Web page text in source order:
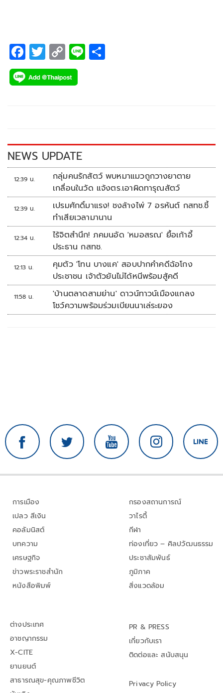
F
ac
e
k
T
wi
tt
C
o
p
k
Li
NEWS UPDATE
12:39 น.
กลุ่มคนรักสัตว์ พบหมาแมวถูกวางยาตาย
เกลื่อนในวัด แจ้งตร.เอาผิดทารุณสัตว์
12:39 น.
เปรมศักดิ์มาแรง! ชงล้างไพ่ 7 อรหันต์ กสทช.ชี้
ทำเสียเวลามานาน
12:34 น.
ไร้จิตสำนึก! ภคมนอัด 'หมอสรณ' ยื้อเก้าอี้
ประธาน กสทช.
12:13 น.
คุมตัว 'โทน บางแค' สอบปากคำคดีฉ้อโกง
ประชาชน เจ้าตัวยันไม่ได้หนีพร้อมสู้คดี
11:58 น.
'บ้านตลาดสามย่าน' ดาวน์ทาวน์เมืองแกลง
โชว์ความพร้อมร่วมเบียนนาเล่ระยอง
การเมือง
เปลว สีเงิน
คอลัมนิสต์
บทความ
เศรษฐกิจ
ข่าวพระราชสำนัก
หนังสือพิมพ์
กรองสถานการณ์
วาไรตี้
กีฬา
ท่องเที่ยว – ศิลปวัฒนธรรม
ประชาสัมพันธ์
ภูมิภาค
สิ่งแวดล้อม
ต่างประเทศ
อาชญากรรม
X-CITE
ยานยนต์
สาธารณสุข-คุณภาพชีวิต
PR & PRESS
เกี่ยวกับเรา
ติดต่อและ สนับสนุน
Privacy Policy